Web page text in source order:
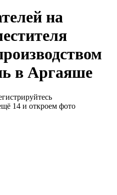
на
в Аргаяше
14 и откроем фото